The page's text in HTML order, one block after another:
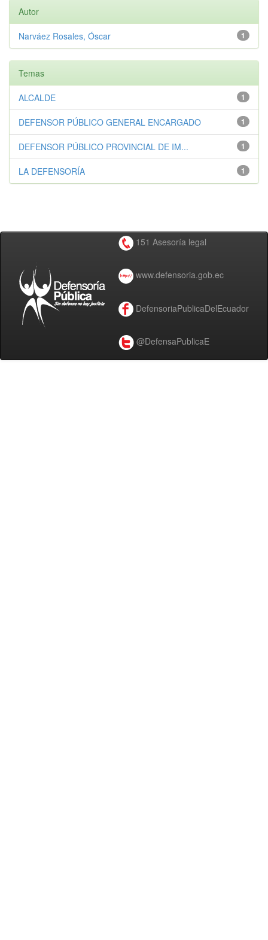
Autor
1
Narváez Rosales, Óscar
Temas
1
ALCALDE
1
DEFENSOR PÚBLICO GENERAL ENCARGADO
1
DEFENSOR PÚBLICO PROVINCIAL DE IM...
1
LA DEFENSORÍA
151 Asesoría legal
www.defensoria.gob.ec
DefensoriaPublicaDelEcuador
@DefensaPublicaE